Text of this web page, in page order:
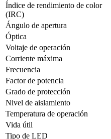
Índice de rendimiento de color
(IRC)
Ángulo de apertura
Óptica
Voltaje de operación
Corriente máxima
Frecuencia
Factor de potencia
Grado de protección
Nivel de aislamiento
Temperatura de operación
Vida útil
Tipo de LED